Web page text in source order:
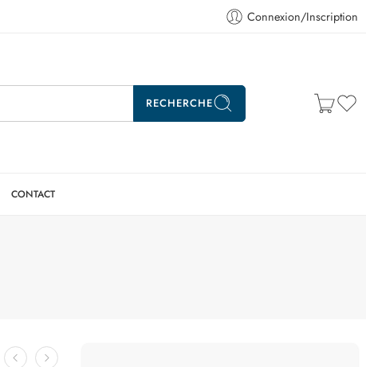
Connexion/Inscription
RECHERCHE
CONTACT